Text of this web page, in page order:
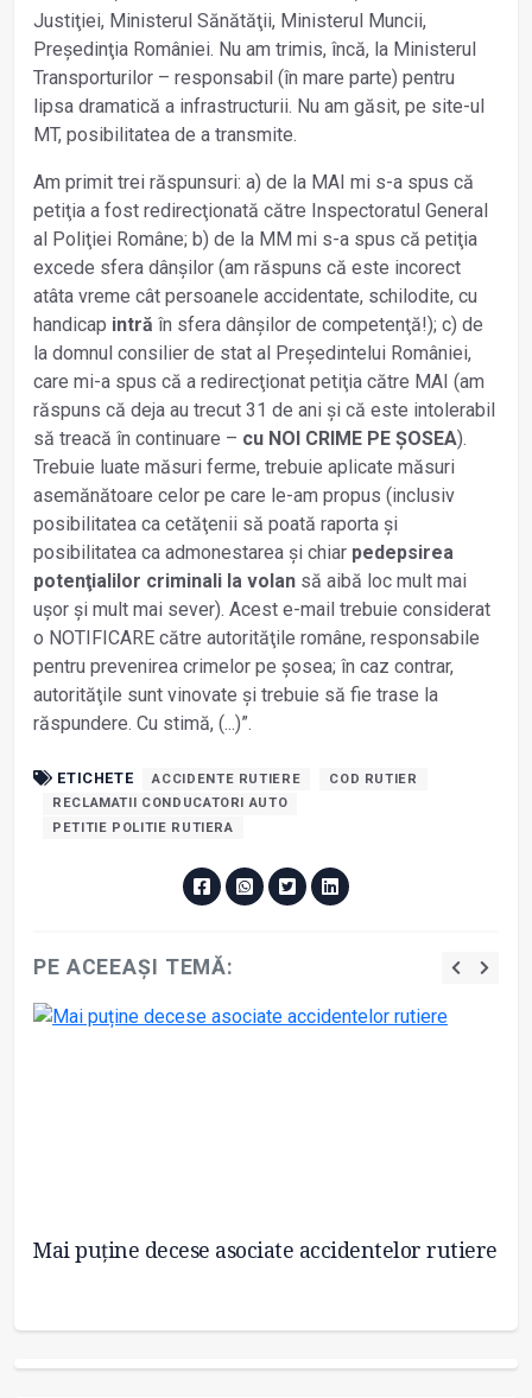
Justiţiei, Ministerul Sănătăţii, Ministerul Muncii,
Președinţia României. Nu am trimis, încă, la Ministerul
Transporturilor – responsabil (în mare parte) pentru
lipsa dramatică a infrastructurii. Nu am găsit, pe site-ul
MT, posibilitatea de a transmite.
Am primit trei răspunsuri: a) de la MAI mi s-a spus că
petiţia a fost redirecţionată către Inspectoratul General
al Poliţiei Române; b) de la MM mi s-a spus că petiţia
excede sfera dânșilor (am răspuns că este incorect
atâta vreme cât persoanele accidentate, schilodite, cu
handicap intră în sfera dânșilor de competenţă!); c) de
la domnul consilier de stat al Președintelui României,
care mi-a spus că a redirecţionat petiţia către MAI (am
răspuns că deja au trecut 31 de ani și că este intolerabil
să treacă în continuare – cu NOI CRIME PE ȘOSEA).
Trebuie luate măsuri ferme, trebuie aplicate măsuri
asemănătoare celor pe care le-am propus (inclusiv
posibilitatea ca cetăţenii să poată raporta și
posibilitatea ca admonestarea și chiar pedepsirea
potenţialilor criminali la volan să aibă loc mult mai
ușor și mult mai sever). Acest e-mail trebuie considerat
o NOTIFICARE către autorităţile române, responsabile
pentru prevenirea crimelor pe șosea; în caz contrar,
autorităţile sunt vinovate și trebuie să fie trase la
răspundere. Cu stimă, (...)”.
ETICHETE ACCIDENTE RUTIERE
COD RUTIER
RECLAMATII CONDUCATORI AUTO
PETITIE POLITIE RUTIERA
PE ACEEAȘI TEMĂ:
Mai puține decese asociate accidentelor rutiere